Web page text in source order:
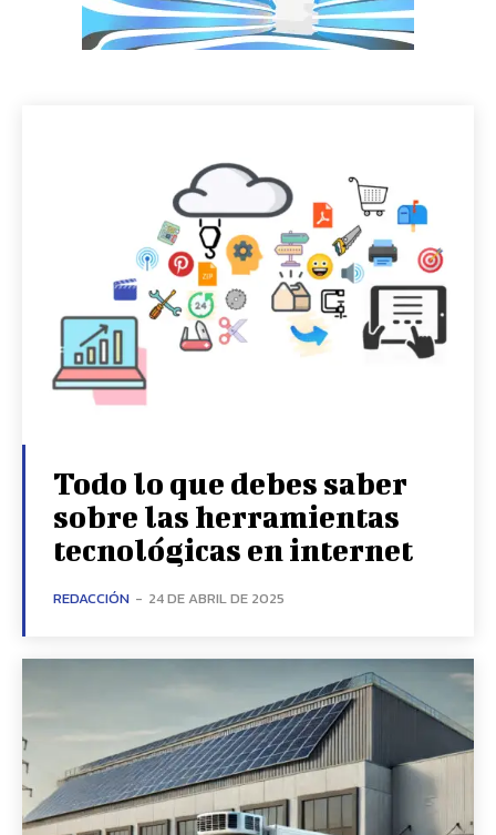
Todo lo que debes saber
sobre las herramientas
tecnológicas en internet
REDACCIÓN - 24 DE ABRIL DE 2025